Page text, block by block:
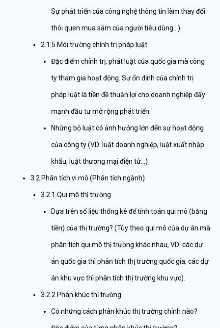
Sự phát triển của công nghệ thông tin làm thay đổi
thói quen mua sắm của người tiêu dùng…)
2.1.5 Môi trường chính trị pháp luật
Đặc điểm chính trị, phát luật của quốc gia mà công
ty tham gia hoạt động. Sự ổn định của chính trị
pháp luật là tiền đề thuận lợi cho doanh nghiệp đẩy
mạnh đầu tư mở rộng phát triển.
Những bộ luật có ảnh hưởng lớn đến sự hoạt động
của công ty (VD: luật doanh nghiệp, luật xuất nhập
khẩu, luật thương mại điện tử…)
3.2 Phân tích vi mô (Phân tích ngành)
3.2.1 Qui mô thị trường
Dựa trên số liệu thống kê để tính toán qui mô (bằng
tiền) của thị trường? (Tùy theo qui mô của dự án mà
phân tích qui mô thị trường khác nhau, VD: các dự
án quốc gia thì phân tích thị trường quốc gia, các dự
án khu vực thì phân tích thị trường khu vực).
3.2.2 Phân khúc thị trường
Có những cách phân khúc thị trường chính nào?